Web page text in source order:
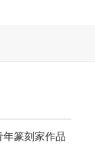
篆刻家作品